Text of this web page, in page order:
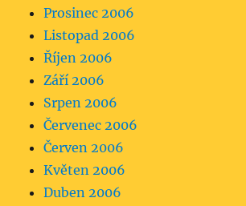
Prosinec 2006
Listopad 2006
Říjen 2006
Září 2006
Srpen 2006
Červenec 2006
Červen 2006
Květen 2006
Duben 2006